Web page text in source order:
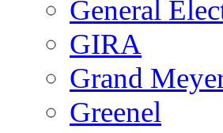
General
GIRA
Grand
Greenel